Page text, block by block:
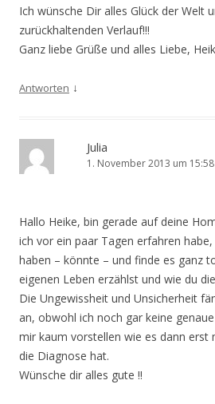
Ich wünsche Dir alles Glück der Welt
zurückhaltenden Verlauf!!!
Ganz liebe Grüße und alles Liebe,
Antworten ↓
Julia
1. November 2013 um 15:58
Hallo Heike, bin gerade auf deine
ich vor ein paar Tagen erfahren
haben – könnte – und finde es ganz
eigenen Leben erzählst und wie du
Die Ungewissheit und Unsicherheit
an, obwohl ich noch gar keine
mir kaum vorstellen wie es dann erst
die Diagnose hat.
Wünsche dir alles gute !!